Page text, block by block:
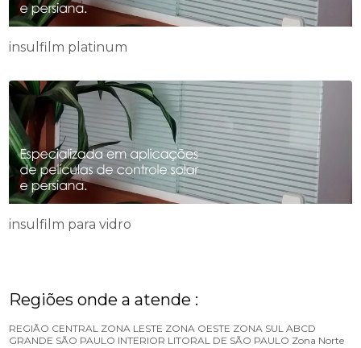
insulfilm platinum
insulfilm para vidro
Regiões onde a atende :
REGIÃO CENTRAL ZONA LESTE ZONA OESTE ZONA SUL ABCD
GRANDE SÃO PAULO INTERIOR LITORAL DE SÃO PAULO Zona Norte